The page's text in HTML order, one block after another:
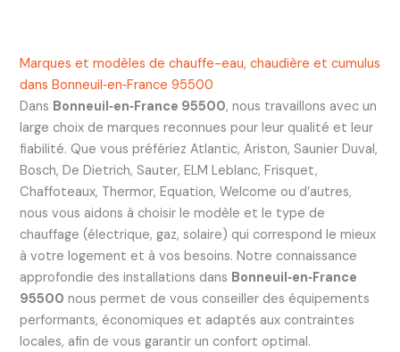
Marques et modèles de chauffe-eau, chaudière et cumulus
dans Bonneuil‑en‑France 95500
Dans Bonneuil‑en‑France 95500, nous travaillons avec un
large choix de marques reconnues pour leur qualité et leur
fiabilité. Que vous préfériez Atlantic, Ariston, Saunier Duval,
Bosch, De Dietrich, Sauter, ELM Leblanc, Frisquet,
Chaffoteaux, Thermor, Equation, Welcome ou d’autres,
nous vous aidons à choisir le modèle et le type de
chauffage (électrique, gaz, solaire) qui correspond le mieux
à votre logement et à vos besoins. Notre connaissance
approfondie des installations dans Bonneuil‑en‑France
95500 nous permet de vous conseiller des équipements
performants, économiques et adaptés aux contraintes
locales, afin de vous garantir un confort optimal.